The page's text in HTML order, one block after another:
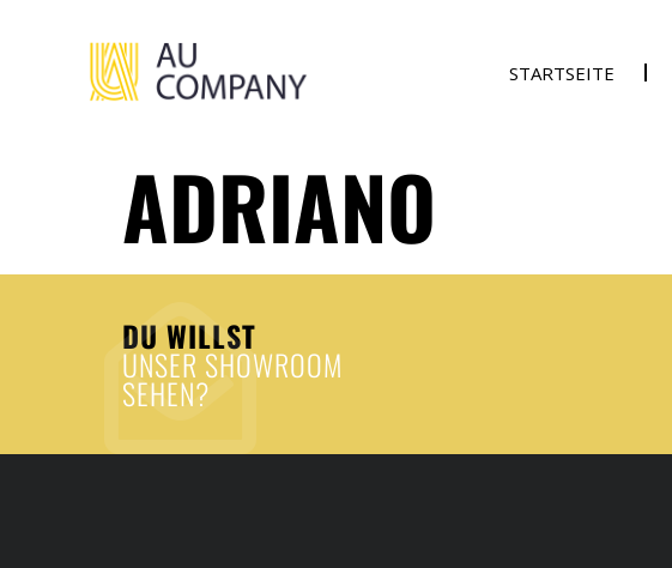
STARTSEITE
ADRIANO
DU WILLST
UNSER SHOWROOM
SEHEN?